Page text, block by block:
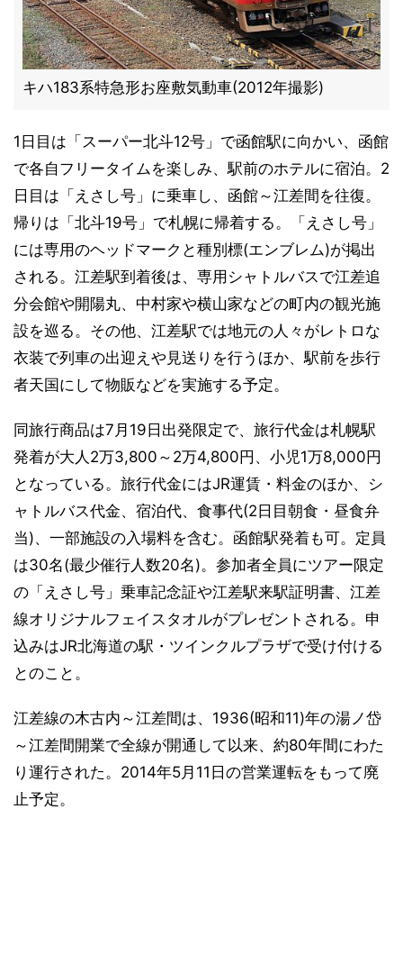
キハ183系特急形お座敷気動車(2012年撮影)
1日目は「スーパー北斗12号」で函館駅に向かい、函館
で各自フリータイムを楽しみ、駅前のホテルに宿泊。2
日目は「えさし号」に乗車し、函館～江差間を往復。
帰りは「北斗19号」で札幌に帰着する。「えさし号」
には専用のヘッドマークと種別標(エンブレム)が掲出
される。江差駅到着後は、専用シャトルバスで江差追
分会館や開陽丸、中村家や横山家などの町内の観光施
設を巡る。その他、江差駅では地元の人々がレトロな
衣装で列車の出迎えや見送りを行うほか、駅前を歩行
者天国にして物販などを実施する予定。
同旅行商品は7月19日出発限定で、旅行代金は札幌駅
発着が大人2万3,800～2万4,800円、小児1万8,000円
となっている。旅行代金にはJR運賃・料金のほか、シ
ャトルバス代金、宿泊代、食事代(2日目朝食・昼食弁
当)、一部施設の入場料を含む。函館駅発着も可。定員
は30名(最少催行人数20名)。参加者全員にツアー限定
の「えさし号」乗車記念証や江差駅来駅証明書、江差
線オリジナルフェイスタオルがプレゼントされる。申
込みはJR北海道の駅・ツインクルプラザで受け付ける
とのこと。
江差線の木古内～江差間は、1936(昭和11)年の湯ノ岱
～江差間開業で全線が開通して以来、約80年間にわた
り運行された。2014年5月11日の営業運転をもって廃
止予定。